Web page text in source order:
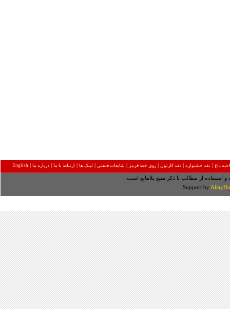
داغ | نقد جشنواره | نقد کارتون |روی خط قرمز | شایعات فلفلی | لینک ها | ارتباط با ما |درباره ما |
English
و استفاده از مطالب با ذکر منبع بلامانع است.
Support by